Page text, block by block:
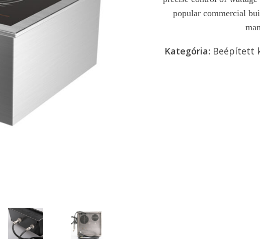
popular commercial
Kategória: Beépített